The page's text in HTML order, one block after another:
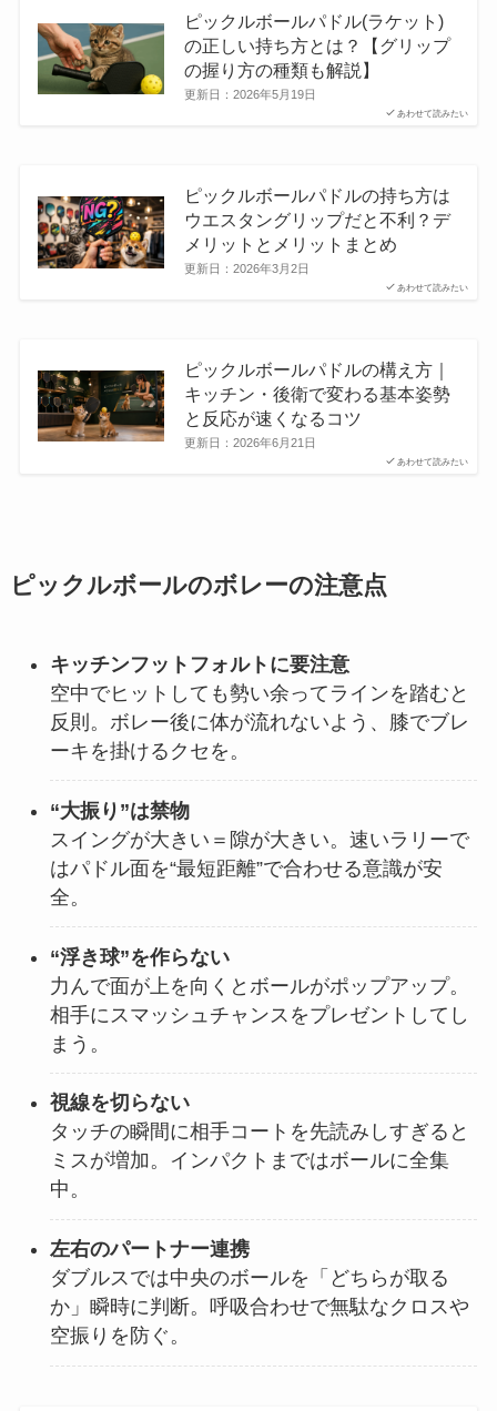
あわせて読みたい
ピックルボールパドル(ラケット)
の正しい持ち方とは？【グリップ
の握り方の種類も解説】
更新日： 2026年5月19日
あわせて読みたい
ピックルボールパドルの持ち方は
ウエスタングリップだと不利？デ
メリットとメリットまとめ
更新日： 2026年3月2日
あわせて読みたい
ピックルボールパドルの構え方｜
キッチン・後衛で変わる基本姿勢
と反応が速くなるコツ
更新日： 2026年6月21日
ピックルボールのボレーの注意点
キッチンフットフォルトに要注意
空中でヒットしても勢い余ってラインを踏むと
反則。ボレー後に体が流れないよう、膝でブレ
ーキを掛けるクセを。
“大振り”は禁物
スイングが大きい＝隙が大きい。速いラリーで
はパドル面を“最短距離”で合わせる意識が安
全。
“浮き球”を作らない
力んで面が上を向くとボールがポップアップ。
相手にスマッシュチャンスをプレゼントしてし
まう。
視線を切らない
タッチの瞬間に相手コートを先読みしすぎると
ミスが増加。インパクトまではボールに全集
中。
左右のパートナー連携
ダブルスでは中央のボールを「どちらが取る
か」瞬時に判断。呼吸合わせで無駄なクロスや
空振りを防ぐ。